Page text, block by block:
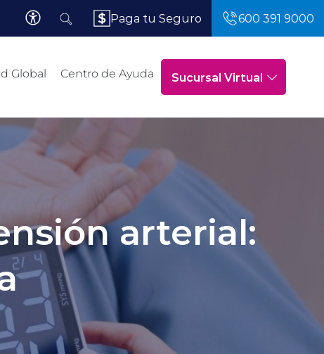
Paga tu Seguro
600 391 9000
Global Centro de Ayuda Sucursal Virtual
arterial: